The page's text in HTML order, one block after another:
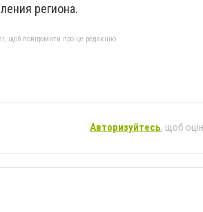
региона.
щоб повідомити про це редакцію
Авторизуйтесь, щоб